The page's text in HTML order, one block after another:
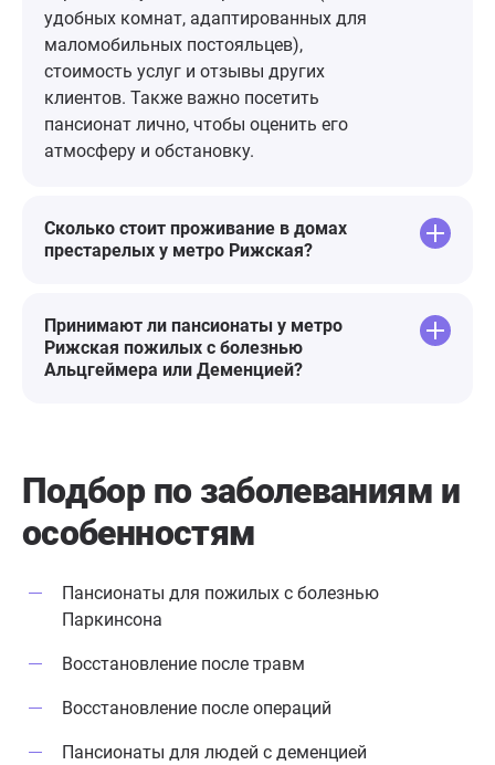
пессимистичные мысли, огромная
благодарность персоналу,
руководству и отдельная - Юлии
Станиславовне!🌷
удобных комнат, адаптированных для
маломобильных постояльцев),
стоимость услуг и отзывы других
клиентов. Также важно посетить
пансионат лично, чтобы оценить его
атмосферу и обстановку.
Сколько стоит проживание в домах
престарелых у метро Рижская?
Принимают ли пансионаты у метро
Рижская пожилых с болезнью
Альцгеймера или Деменцией?
Подбор по заболеваниям и
особенностям
Пансионаты для пожилых с болезнью
Паркинсона
Восстановление после травм
Восстановление после операций
Пансионаты для людей с деменцией